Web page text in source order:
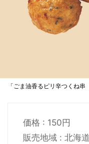
「ごま油香るピリ辛つくね
価格 : 150円
販売地域 : 北海